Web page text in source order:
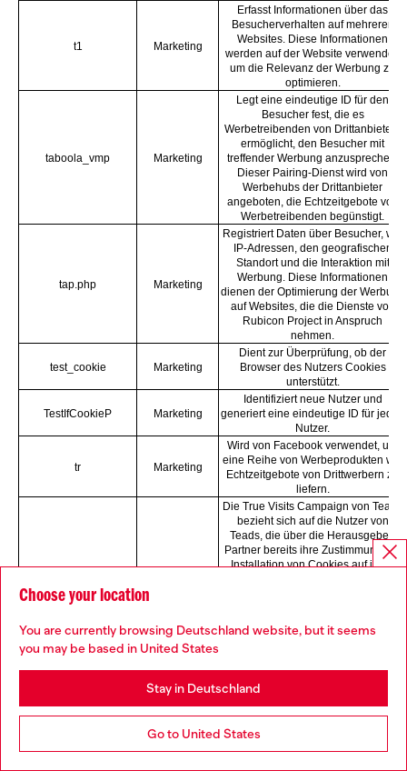
t1 Marketing
Erfasst Informationen über das
Besucherverhalten auf mehreren
Websites. Diese Informationen
werden auf der Website verwendet,
um die Relevanz der Werbung zu
optimieren.
taboola_vmp Marketing
Legt eine eindeutige ID für den
Besucher fest, die es
Werbetreibenden von Drittanbietern
ermöglicht, den Besucher mit
treffender Werbung anzusprechen.
Dieser Pairing-Dienst wird von
Werbehubs der Drittanbieter
angeboten, die Echtzeitgebote von
Werbetreibenden begünstigt.
tap.php Marketing
Registriert Daten über Besucher, wie
IP-Adressen, den geografischen
Standort und die Interaktion mit
Werbung. Diese Informationen
dienen der Optimierung der Werbung
auf Websites, die die Dienste von
Rubicon Project in Anspruch
nehmen.
test_cookie Marketing
Dient zur Überprüfung, ob der
Browser des Nutzers Cookies
unterstützt.
TestIfCookieP Marketing
Identifiziert neue Nutzer und
generiert eine eindeutige ID für jeden
Nutzer.
tr Marketing
Wird von Facebook verwendet, um
eine Reihe von Werbeprodukten wie
Echtzeitgebote von Drittwerbern zu
liefern.
Die True Visits Campaign von Teads
bezieht sich auf die Nutzer von
Teads, die über die Herausgeber-
Partner bereits ihre Zustimmung zur
Installation von Cookies auf ihren
unserer Website. Die auf unserer
Teads, um Teads die Möglichkeit zu
geben, zu bestätigen, ob er die
es sich um einen unbekannten
Nutzer handelt, unternimmt Teads
nichts, da das Pixel nur die Nutzer
Choose your location
You are currently browsing Deutschland website, but it seems
you may be based in United States
Stay in Deutschland
Go to United States